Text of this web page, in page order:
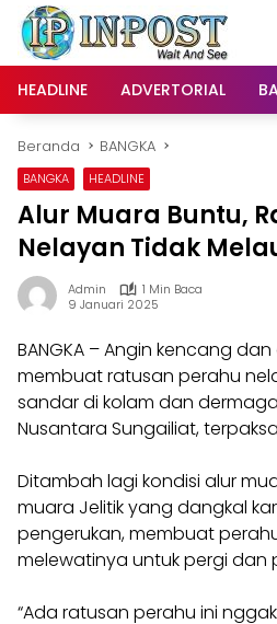
Langsung
konten
HEADLINE
ADVERTORIAL
Beranda BANGKA
BANGKA HEADLINE
Alur Muara Buntu,
Nelayan Tidak
Admin
1 Min Baca
9 Januari 2025
BANGKA – Angin kencang
membuat ratusan perahu
sandar di kolam dan
Nusantara Sungailiat,
Ditambah lagi kondisi alur
muara Jelitik yang dangkal
pengerukan, membuat
melewatinya untuk pergi dan
“Ada ratusan perahu ini